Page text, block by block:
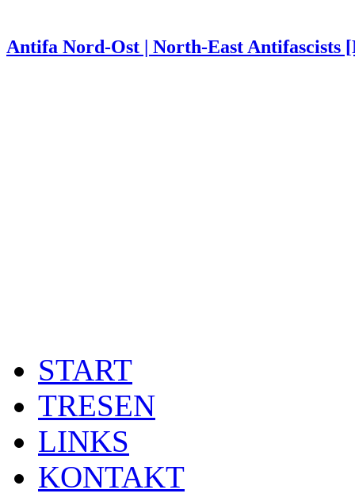
Antifa Nord-Ost | North-East Antifascists
START
TRESEN
LINKS
KONTAKT